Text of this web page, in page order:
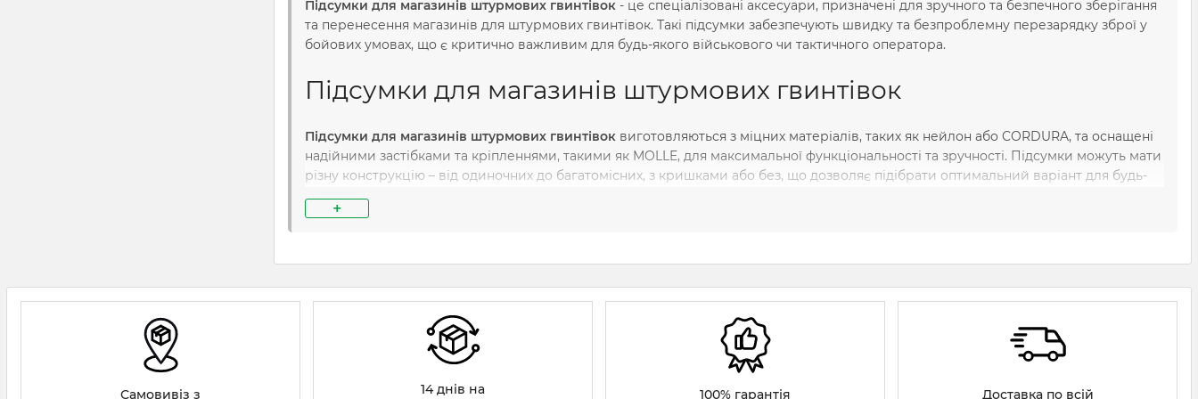
Підсумки для магазинів штурмових гвинтівок - це спеціалізовані аксесуари, призначені для зручного та безпечного зберігання
та перенесення магазинів для штурмових гвинтівок. Такі підсумки забезпечують швидку та безпроблемну перезарядку зброї у
бойових умовах, що є критично важливим для будь-якого військового чи тактичного оператора.
Підсумки для магазинів штурмових гвинтівок
Підсумки для магазинів штурмових гвинтівок виготовляються з міцних матеріалів, таких як нейлон або CORDURA, та оснащені
надійними застібками та кріпленнями, такими як MOLLE, для максимальної функціональності та зручності. Підсумки можуть мати
різну конструкцію – від одиночних до багатомісних, з кришками або без, що дозволяє підібрати оптимальний варіант для будь-
яких завдань. Їх використання допомагає ефективно організувати спорядження, мінімізуючи час на пошук та заміну магазину, що
особливо важливо за умов інтенсивного бою.
Види та особливості підсумків для магазинів штурмових гвинтівок
Підсумки для магазинів штурмових гвинтівок – це ключовий елемент тактичного спорядження, що забезпечує оперативний
доступ до боєприпасів у найрізноманітніших умовах. Правильний вибір підсумків значно впливає на ефективність та безпеку у
бойових діях, тренуваннях чи інших активностях. У цьому розділі ми розглянемо різні види підсумків, їх особливості, матеріали
та переваги, щоб допомогти вам вибрати оптимальний варіант.
+
Самовивіз з
14 днів на
100% гарантія
Доставка по всій